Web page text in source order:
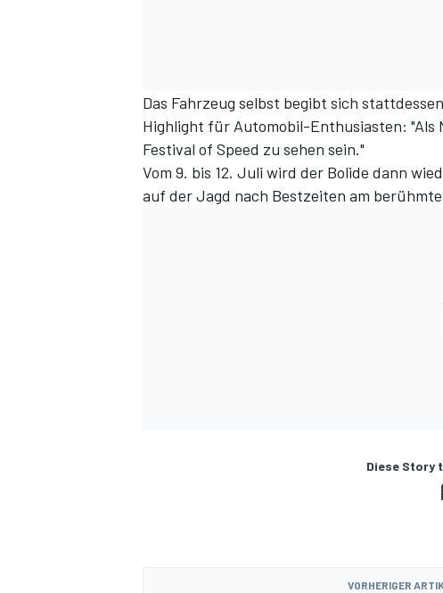
Das Fahrzeug selbst begibt sich
Highlight für Automobil-Enthusiasten: "Als
Festival of Speed zu sehen sein."
Vom 9. bis 12. Juli wird der Bolide dann
auf der Jagd nach Bestzeiten am
Diese Story
VORHERIGER